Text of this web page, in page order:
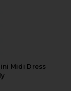
Midi Dress